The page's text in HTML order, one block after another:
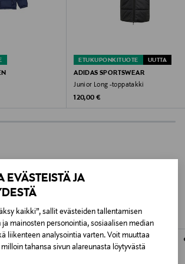
EVÄSTEISTÄ JA
kaikki”, sallit evästeiden tallentamisen
mainosten personointia, sosiaalisen median
liikenteen analysointia varten. Voit muuttaa
tahansa sivun alareunasta löytyvästä
S, Nrdre Strandvej 119 A 2, Hellebak,
en-fi/help-
ETUKUPONKITUOTE UUTTA
ADIDAS SPORTSWEAR
Junior Long -toppatakki
Original Price
120,00 €